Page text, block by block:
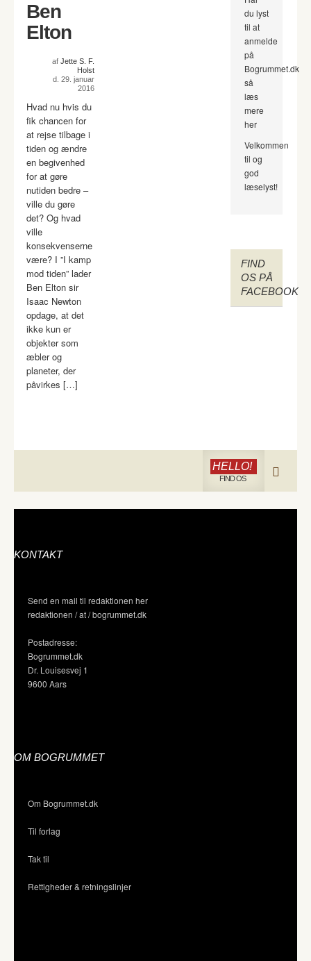
Ben
Elton
af Jette S. F.
Holst
d. 29. januar
2016
Hvad nu hvis du
fik chancen for
at rejse tilbage i
tiden og ændre
en begivenhed
for at gøre
nutiden bedre –
ville du gøre
det? Og hvad
ville
konsekvenserne
være? I ”I kamp
mod tiden” lader
Ben Elton sir
Isaac Newton
opdage, at det
ikke kun er
objekter som
æbler og
planeter, der
påvirkes […]
du lyst
til at
anmelde
på
Bogrummet.dk
så
læs
mere
her
Velkommen
til og
god
læselyst!
FIND
OS PÅ
FACEBOOK
HELLO!
FIND OS
KONTAKT
Send en mail til redaktionen her
redaktionen / at / bogrummet.dk
Postadresse:
Bogrummet.dk
Dr. Louisesvej 1
9600 Aars
OM BOGRUMMET
Om Bogrummet.dk
Til forlag
Tak til
Rettigheder & retningslinjer